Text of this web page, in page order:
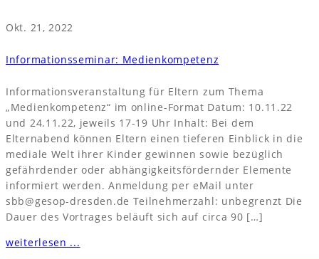
Okt. 21, 2022
Informationsseminar: Medienkompetenz
Informationsveranstaltung für Eltern zum Thema
„Medienkompetenz“ im online-Format Datum: 10.11.22
und 24.11.22, jeweils 17-19 Uhr Inhalt: Bei dem
Elternabend können Eltern einen tieferen Einblick in die
mediale Welt ihrer Kinder gewinnen sowie bezüglich
gefährdender oder abhängigkeitsfördernder Elemente
informiert werden. Anmeldung per eMail unter
sbb@gesop-dresden.de Teilnehmerzahl: unbegrenzt Die
Dauer des Vortrages beläuft sich auf circa 90 […]
weiterlesen ...